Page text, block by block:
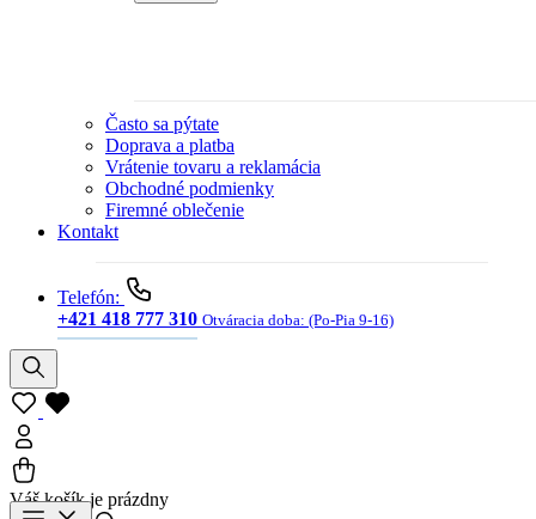
Často sa pýtate
Doprava a platba
Vrátenie tovaru a reklamácia
Obchodné podmienky
Firemné oblečenie
Kontakt
Telefón:
+421 418 777 310 Otváracia doba: (Po-Pia 9-16)
Váš košík je prázdny